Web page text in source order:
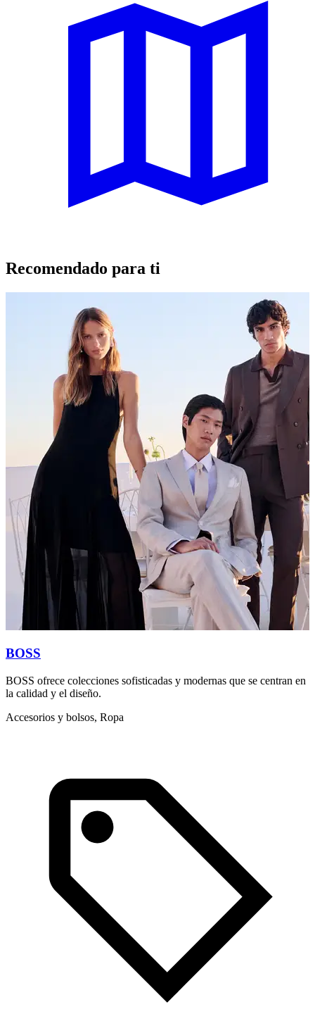
Recomendado para ti
BOSS
BOSS ofrece colecciones sofisticadas y modernas que se centran en
la calidad y el diseño.
Accesorios y bolsos, Ropa